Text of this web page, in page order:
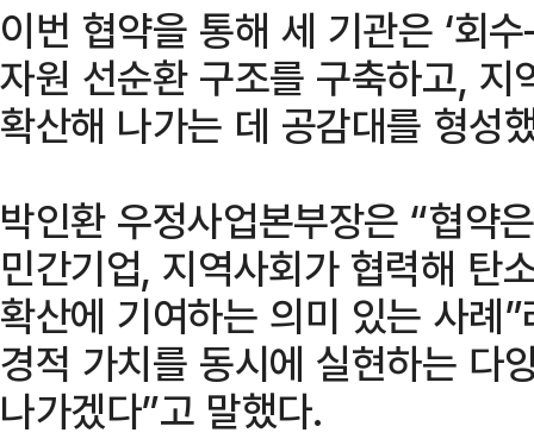
이번 협약을 통해 세 기관은 ‘회
자원 선순환 구조를 구축하고,
확산해 나가는 데 공감대를 형성
박인환 우정사업본부장은 “협약
민간기업, 지역사회가 협력해 탄
확산에 기여하는 의미 있는 사례
경적 가치를 동시에 실현하는 다
나가겠다”고 말했다.